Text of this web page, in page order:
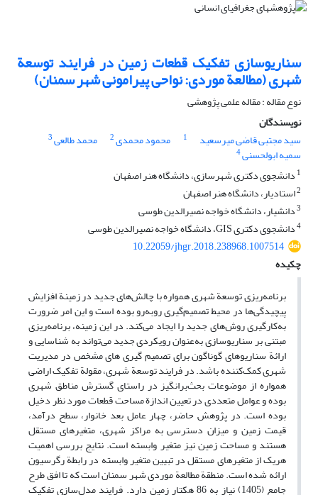
سناریوسازی تفکیک قطعات زمین در فرایند توسعة
شهری (مطالعة موردی: نواحی پیرامونی شهر سمنان)
نوع مقاله : مقاله علمی پژوهشی
نویسندگان
سید مجتبی قاضی میرسعید
1 محمود محمدی2 محمد طالعی3
سمیه ابولحسنی4
1 دانشجوی دکتری شهرسازی، دانشگاه هنر اصفهان
2استادیار، دانشگاه هنر اصفهان
3دانشیار، دانشگاه خواجه نصیرالدین طوسی
4دانشجوی دکتری GIS، دانشگاه خواجه نصیرالدین طوسی
10.22059/jhgr.2018.238968.1007514
چکیده
برنامه‌ریزی توسعة شهری همواره با چالش‌های جدید در زمینة افزایش
پیچیدگی‌ها در محیط تصمیم‌گیری روبه‌رو بوده است و این امر ضرورت
به‌کارگیری روش‌های جدید را ایجاد می‌کند. در این زمینه، برنامه‌ریزی
مبتنی بر سناریوسازی به‌عنوان رویکردی جدید می‌تواند به شناسایی و
ارائة سناریوهای گوناگون برای تصمیم گیری های مشخص در مدیریت
شهری کمک‌کننده باشد. در فرایند توسعة شهری، مقولة تفکیک اراضی
همواره از موضوعات بحث‌برانگیز در راستای گسترش مناطق شهری
بوده و عوامل متعددی در تعیین اندازة مساحت قطعات مورد نظر دخیل
بوده‌ است. در پژوهش حاضر، چهار عامل بعد خانوار، سطح درآمد،
قیمت زمین و میزان دسترسی به مراکز شهری، متغیرهای مستقل
هستند و مساحت زمین نیز متغیر وابسته است. نتایج بررسی اهمیت
هریک از متغیرهای مستقل در تبیین متغیر وابسته در رابطة رگرسیون
ارائه شده است. منطقة مطالعة موردی شهر سمنان است که تا افق طرح
جامع (1405) نیاز به 86 هکتار زمین دارد. فرایند مدل‌سازی تفکیک